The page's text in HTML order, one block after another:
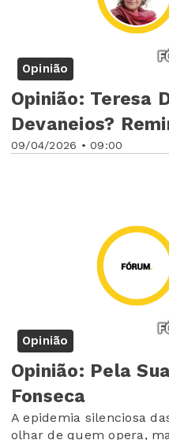
Opinião
09/04/2026 • 09:00
Opinião: Teresa
Devaneios?
Opinião
Opinião: Pela
Fonseca
A epidemia silenciosa
olhar de quem opera,